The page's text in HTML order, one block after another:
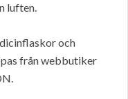
luften.
och
från webbutiker